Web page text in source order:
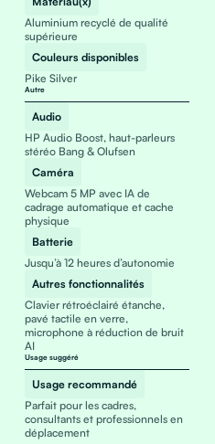
Aluminium recyclé de qualité
supérieure
Couleurs disponibles
Pike Silver
Autre
Audio
HP Audio Boost, haut-parleurs
stéréo Bang & Olufsen
Caméra
Webcam 5 MP avec IA de
cadrage automatique et cache
physique
Batterie
Jusqu’à 12 heures d’autonomie
Autres fonctionnalités
Clavier rétroéclairé étanche,
pavé tactile en verre,
microphone à réduction de bruit
AI
Usage suggéré
Usage recommandé
Parfait pour les cadres,
consultants et professionnels en
déplacement